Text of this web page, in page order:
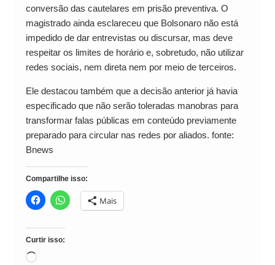
conversão das cautelares em prisão preventiva. O
magistrado ainda esclareceu que Bolsonaro não está
impedido de dar entrevistas ou discursar, mas deve
respeitar os limites de horário e, sobretudo, não utilizar
redes sociais, nem direta nem por meio de terceiros.
Ele destacou também que a decisão anterior já havia
especificado que não serão toleradas manobras para
transformar falas públicas em conteúdo previamente
preparado para circular nas redes por aliados. fonte:
Bnews
Compartilhe isso:
Mais
Curtir isso:
Carregando...